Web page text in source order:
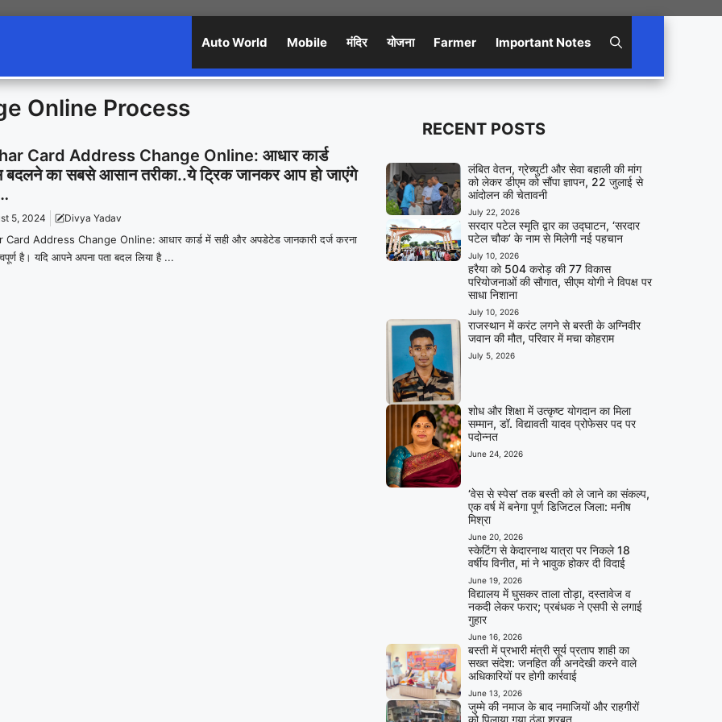
Auto World Mobile मंदिर योजना Farmer Important Notes
Online Process
Card Address Change Online: आधार कार्ड
बदलने का सबसे आसान तरीका..ये ट्रिक जानकर आप हो जाएंगे
5, 2024 Divya Yadav
Card Address Change Online: आधार कार्ड में सही और अपडेटेड जानकारी दर्ज करना
है। यदि आपने अपना पता बदल लिया है ...
RECENT POSTS
लंबित वेतन, ग्रेच्युटी और सेवा बहाली की मांग
को लेकर डीएम को सौंपा ज्ञापन, 22 जुलाई से
आंदोलन की चेतावनी
July 22, 2026
सरदार पटेल स्मृति द्वार का उद्घाटन, ‘सरदार
पटेल चौक’ के नाम से मिलेगी नई पहचान
July 10, 2026
हरैया को 504 करोड़ की 77 विकास
परियोजनाओं की सौगात, सीएम योगी ने विपक्ष पर
साधा निशाना
July 10, 2026
राजस्थान में करंट लगने से बस्ती के अग्निवीर
जवान की मौत, परिवार में मचा कोहराम
July 5, 2026
शोध और शिक्षा में उत्कृष्ट योगदान का मिला
सम्मान, डॉ. विद्यावती यादव प्रोफेसर पद पर
पदोन्नत
June 24, 2026
‘वेस से स्पेस’ तक बस्ती को ले जाने का संकल्प,
एक वर्ष में बनेगा पूर्ण डिजिटल जिला: मनीष
मिश्रा
June 20, 2026
स्केटिंग से केदारनाथ यात्रा पर निकले 18
वर्षीय विनीत, मां ने भावुक होकर दी विदाई
June 19, 2026
विद्यालय में घुसकर ताला तोड़ा, दस्तावेज व
नकदी लेकर फरार; प्रबंधक ने एसपी से लगाई
गुहार
June 16, 2026
बस्ती में प्रभारी मंत्री सूर्य प्रताप शाही का
सख्त संदेश: जनहित की अनदेखी करने वाले
अधिकारियों पर होगी कार्रवाई
June 13, 2026
जुम्मे की नमाज के बाद नमाजियों और राहगीरों
को पिलाया गया ठंडा शरबत